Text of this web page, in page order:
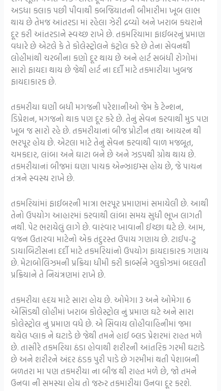
અડધા કલાક પછી પીવાથી કબજિયાતની બીમારીમા ખૂબ લાભ
થાય છે તેમજ આંતરડા માં રહેલા ઝેરી દ્રવ્યો અને ખરાબ કચરાને
દૂર કરી આંતરડાને સ્વચ્છ રાખે છે. તકમરિયામા ફાઈબરનું પ્રમાણ
વધારે છે એટલે કે તે કોલેસ્ટ્રોલને કંટ્રોલ કરે છે તેના સેવનથી
લોહીમાંથી ચરબીના કણો દૂર થાય છે અને હાર્ટ સબંધી રોગોમાં
સારો ફાયદા થાય છે જેથી હાર્ટ ના દર્દી માટે તકમારીયા ખુબજ
ફાયદાકારક છે.
તકમરીયા ઘણી બધી મગજની પરેશાનીઓ જેમ કે ટેન્શન,
ડિપ્રેશન, મગજનો થાક પણ દૂર કરે છે. તેનું સેવન કરવાથી મુડ પણ
ખૂબ જ સારો રહે છે. તકમરીયાનાં બીજ પ્રોટીન તથા આયરન થી
ભરપૂર હોય છે. એટલા માટે તેનું સેવન કરવાથી વાળ મજબૂત,
ચમકદાર, લાંબા અને ઘાટા બને છે અને ઝડપથી ગ્રોથ થાય છે.
તકમરીયાનાં બીજમાં ઘણા પાચક એન્ઝાઇમ્સ હોય છે, જે પાચન
તંત્રને સ્વસ્થ રાખે છે.
તકમરિયાંમાં ફાઈબરની માત્રા ભરપૂર પ્રમાણમાં સમાયેલી છે. આથી
તેનો ઉપયોગ આહારમાં કરવાથી લાંબા સમય સુધી ભૂખ લાગતી
નથી. પેટ ભરાયેલું લાગે છે. વારંવાર ખાવાની ઈચ્છા ઘટે છે. આમ,
વજન ઉતારવા માટેનો એક તંદુરસ્ત ઉપાય ગણાય છે. ટાઈપ-ટુ
ડાયાબિટીસના દર્દી માટે તકમરિયાંનો ઉપયોગ ફાયદાકારક ગણાય
છે. મેટાબોલિઝમની પ્રક્રિયા ધીમી કરી કાર્બ્સને ગ્લુકોઝમાં બદલતી
પ્રક્રિયાને તે નિયંત્રણમાં રાખે છે.
તકમરીયા હૃદય માટે સારા હોય છે. ઓમેગા 3 અને ઓમેગા 6
એસિડથી લોહીમાં ખરાબ કોલેસ્ટ્રોલ નું પ્રમાણ ઘટે અને સારા
કોલેસ્ટ્રોલ નું પ્રમાણ વધે છે. એ સિવાય લોહીવાહિનીમાં જમા
થયેલ પ્લાક ને ઘટાડે છે જેથી તમને હાઈ બ્લડ પ્રેશરમાં રાહત મળે
છે. તાસીરે તકમરિયા ઠંડા હોવાથી શરીરની આંતરિક ગરમી ઘટાડે
છે અને શરીરને અંદર ઠંડક પુરી પાડે છે ગરમીમાં થતી પેશાબની
બળતરા મા પણ તકમરીયા ના બીજ થી રાહત મળે છે, જો તમને
ઉનવા ની સમસ્યા હોય તો જરુર તકમારીયા ઉનવા દૂર કરશે.